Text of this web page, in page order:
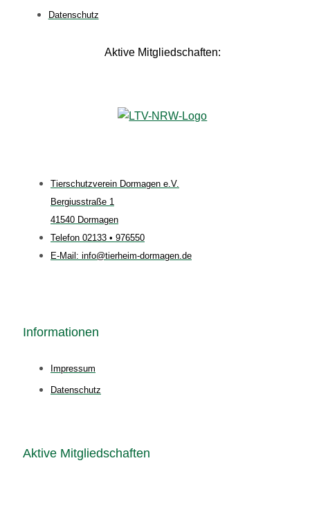
Datenschutz
Aktive Mitgliedschaften:
Tierschutzverein Dormagen e.V.
Bergiusstraße 1
41540 Dormagen
Telefon 02133 • 976550
E-Mail: info@tierheim-dormagen.de
Informationen
Impressum
Datenschutz
Aktive Mitgliedschaften